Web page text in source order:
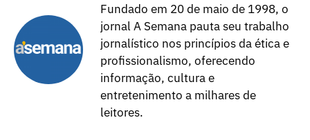
Fundado em 20 de maio de 1998, o
jornal A Semana pauta seu trabalho
jornalístico nos princípios da ética e
profissionalismo, oferecendo
informação, cultura e
entretenimento a milhares de
leitores.